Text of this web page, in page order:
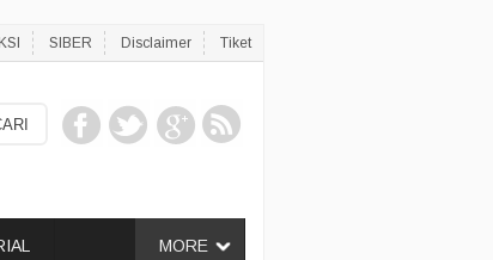
SIBER Disclaimer Tiket
MORE